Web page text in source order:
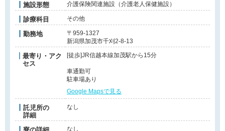
施設形態 介護保険関連施設（介護老人保健施設）
診療科目 その他
勤務地
〒959-1327
新潟県加茂市千刈2-8-13
最寄り・アク
セス
[徒歩]JR信越本線加茂駅から15分
車通勤可
駐車場あり
Google Mapsで見る
託児所の
詳細
なし
なし